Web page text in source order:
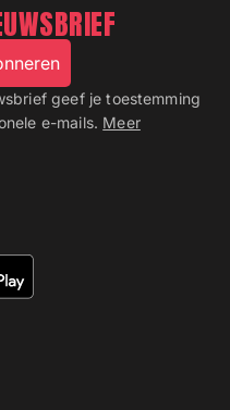
geef je toestemming
e-mails. Meer